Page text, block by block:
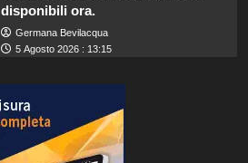
disponibili ora.
Germana Bevilacqua
5 Agosto 2026 : 13:15